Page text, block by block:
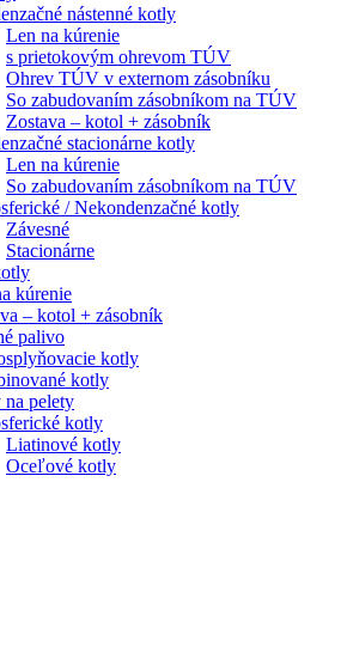
nástenné kotly
Len na kúrenie
s prietokovým ohrevom TÚV
Ohrev TÚV v externom zásobníku
So zabudovaním zásobníkom na TÚV
Zostava – kotol + zásobník
stacionárne kotly
Len na kúrenie
So zabudovaním zásobníkom na TÚV
/ Nekondenzačné kotly
Závesné
Stacionárne
kúrenie
– kotol + zásobník
palivo
kotly
kotly
pelety
kotly
Liatinové kotly
Oceľové kotly